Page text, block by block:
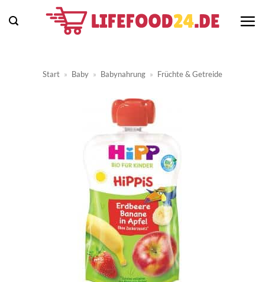
Inhalt
Start » Baby » Babynahrung » Früchte & Getreide